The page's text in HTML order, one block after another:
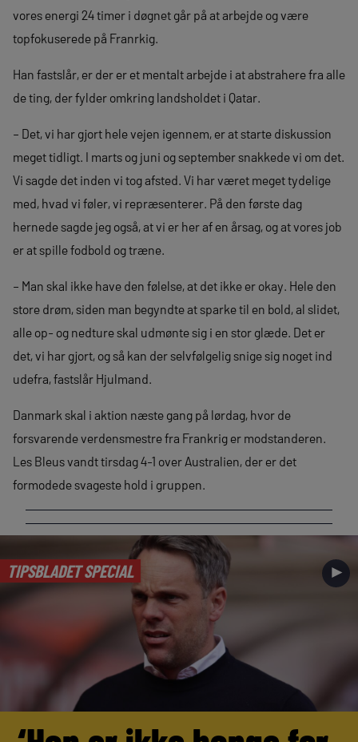
vores energi 24 timer i døgnet går på at arbejde og være
topfokuserede på Franrkig.
Han fastslår, er der er et mentalt arbejde i at abstrahere fra alle
de ting, der fylder omkring landsholdet i Qatar.
– Det, vi har gjort hele vejen igennem, er at starte diskussion
meget tidligt. I marts og juni og september snakkede vi om det.
Vi sagde det inden vi tog afsted. Vi har været meget tydelige
med, hvad vi føler, vi repræsenterer. På den første dag
hernede sagde jeg også, at vi er her af en årsag, og at vores job
er at spille fodbold og træne.
– Man skal ikke have den følelse, at det ikke er okay. Hele den
store drøm, siden man begyndte at sparke til en bold, al slidet,
alle op- og nedture skal udmønte sig i en stor glæde. Det er
det, vi har gjort, og så kan der selvfølgelig snige sig noget ind
udefra, fastslår Hjulmand.
Danmark skal i aktion næste gang på lørdag, hvor de
forsvarende verdensmestre fra Frankrig er modstanderen.
Les Bleus vandt tirsdag 4-1 over Australien, der er det
formodede svageste hold i gruppen.
TIPSBLADET SPECIAL ►